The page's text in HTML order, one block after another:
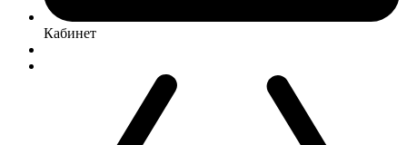
Кабинет